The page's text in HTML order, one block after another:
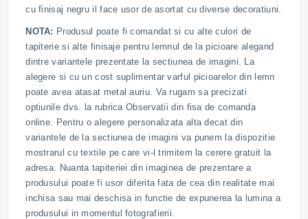
cu finisaj negru il face usor de asortat cu diverse decoratiuni.
NOTA: Produsul poate fi comandat si cu alte culori de
tapiterie si alte finisaje pentru lemnul de la picioare alegand
dintre variantele prezentate la sectiunea de imagini. La
alegere si cu un cost suplimentar varful picioarelor din lemn
poate avea atasat metal auriu. Va rugam sa precizati
optiunile dvs. la rubrica Observatii din fisa de comanda
online. Pentru o alegere personalizata alta decat din
variantele de la sectiunea de imagini va punem la dispozitie
mostrarul cu textile pe care vi-l trimitem la cerere gratuit la
adresa. Nuanta tapiteriei din imaginea de prezentare a
produsului poate fi usor diferita fata de cea din realitate mai
inchisa sau mai deschisa in functie de expunerea la lumina a
produsului in momentul fotografierii.